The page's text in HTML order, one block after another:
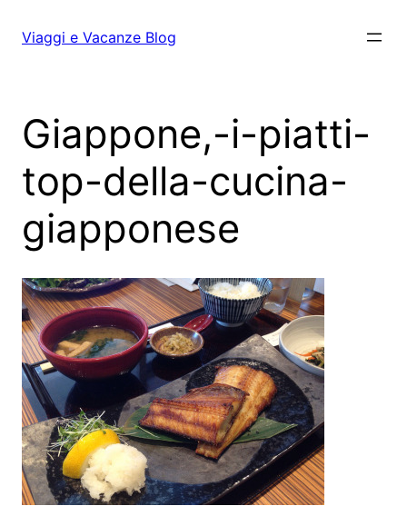
Viaggi e Vacanze Blog
Giappone,-i-piatti-
top-della-cucina-
giapponese